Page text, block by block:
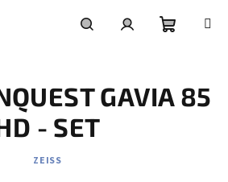
košík
GAVIA 85
- SET
ZEISS